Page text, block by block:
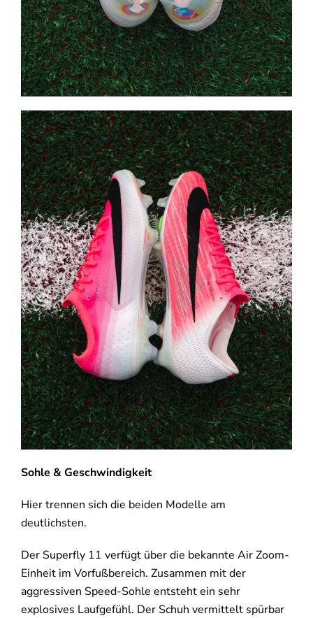
Sohle & Geschwindigkeit
Hier trennen sich die beiden Modelle am
deutlichsten.
Der Superfly 11 verfügt über die bekannte Air Zoom-
Einheit im Vorfußbereich. Zusammen mit der
aggressiven Speed-Sohle entsteht ein sehr
explosives Laufgefühl. Der Schuh vermittelt spürbar